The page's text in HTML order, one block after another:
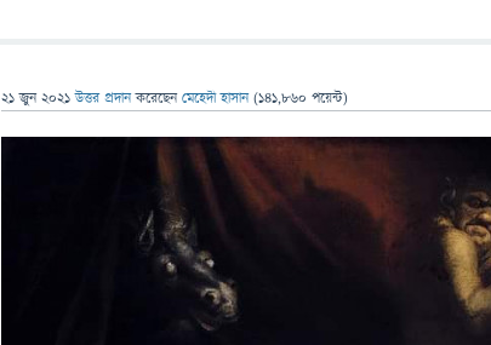
21 জুন 2021 উত্তর প্রদান করেছেনমেহেদী হাসান (141,860 পয়েন্ট)